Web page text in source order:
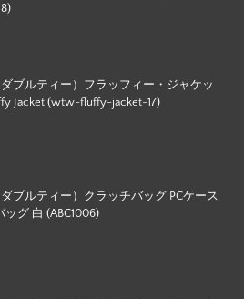
ブルティー）フラッフィー・ジャケッ
Jacket (wtw-fluffy-jacket-17)
ブルティー）クラッチバッグ PCケース
ッグ 白 (ABC1006)